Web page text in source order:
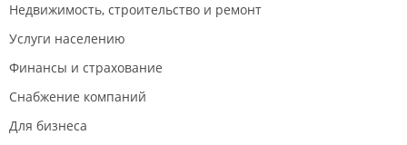
Недвижимость, строительство и ремонт
Услуги населению
Финансы и страхование
Снабжение компаний
Для бизнеса